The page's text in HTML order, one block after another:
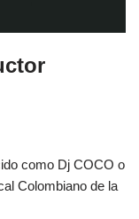
como Dj COCO o
Colombiano de la